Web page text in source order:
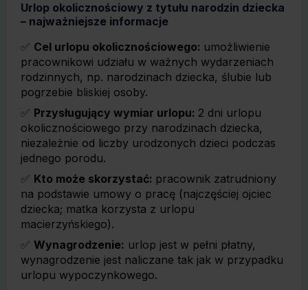
Urlop okolicznościowy z tytułu narodzin dziecka
– najważniejsze informacje
✅ Cel urlopu okolicznościowego: umożliwienie
pracownikowi udziału w ważnych wydarzeniach
rodzinnych, np. narodzinach dziecka, ślubie lub
pogrzebie bliskiej osoby.
✅ Przysługujący wymiar urlopu: 2 dni urlopu
okolicznościowego przy narodzinach dziecka,
niezależnie od liczby urodzonych dzieci podczas
jednego porodu.
✅ Kto może skorzystać: pracownik zatrudniony
na podstawie umowy o pracę (najczęściej ojciec
dziecka; matka korzysta z urlopu
macierzyńskiego).
✅ Wynagrodzenie: urlop jest w pełni płatny,
wynagrodzenie jest naliczane tak jak w przypadku
urlopu wypoczynkowego.